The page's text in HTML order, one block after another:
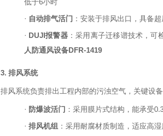
低于6小时
· 自动排气活门 ：安装于排风出口，具备
· DUJI报警器：采用离子迁移谱技术，可
人防通风设备DFR-1419
3. 排风系统
排风系统负责排出工程内部的污浊空气，关键设备
· 防爆波活门 ：采用膜片式结构，能承受
· 排风机组 ：采用耐腐材质制造，适应高